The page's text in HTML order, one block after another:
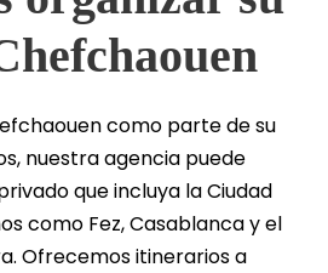
como parte de su
nuestra agencia puede
que incluya la Ciudad
como Fez, Casablanca y el
Ofrecemos itinerarios a